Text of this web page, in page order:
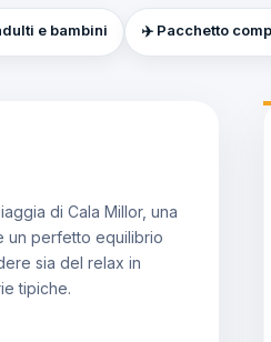
e bambini ✈️ Pacchetto
di Cala Millor, una
un perfetto equilibrio
sia del relax in
tipiche.